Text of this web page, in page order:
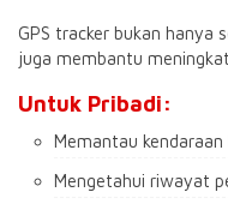
GPS tracker bukan hanya
juga membantu
Untuk Pribadi:
Memantau kendaraan
Mengetahui riwayat